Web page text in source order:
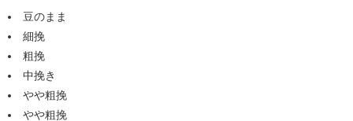
豆のまま
細挽
粗挽
中挽き
やや粗挽
やや粗挽